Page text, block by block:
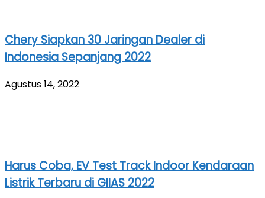
Chery Siapkan 30 Jaringan Dealer di
Indonesia Sepanjang 2022
Agustus 14, 2022
Harus Coba, EV Test Track Indoor Kendaraan
Listrik Terbaru di GIIAS 2022